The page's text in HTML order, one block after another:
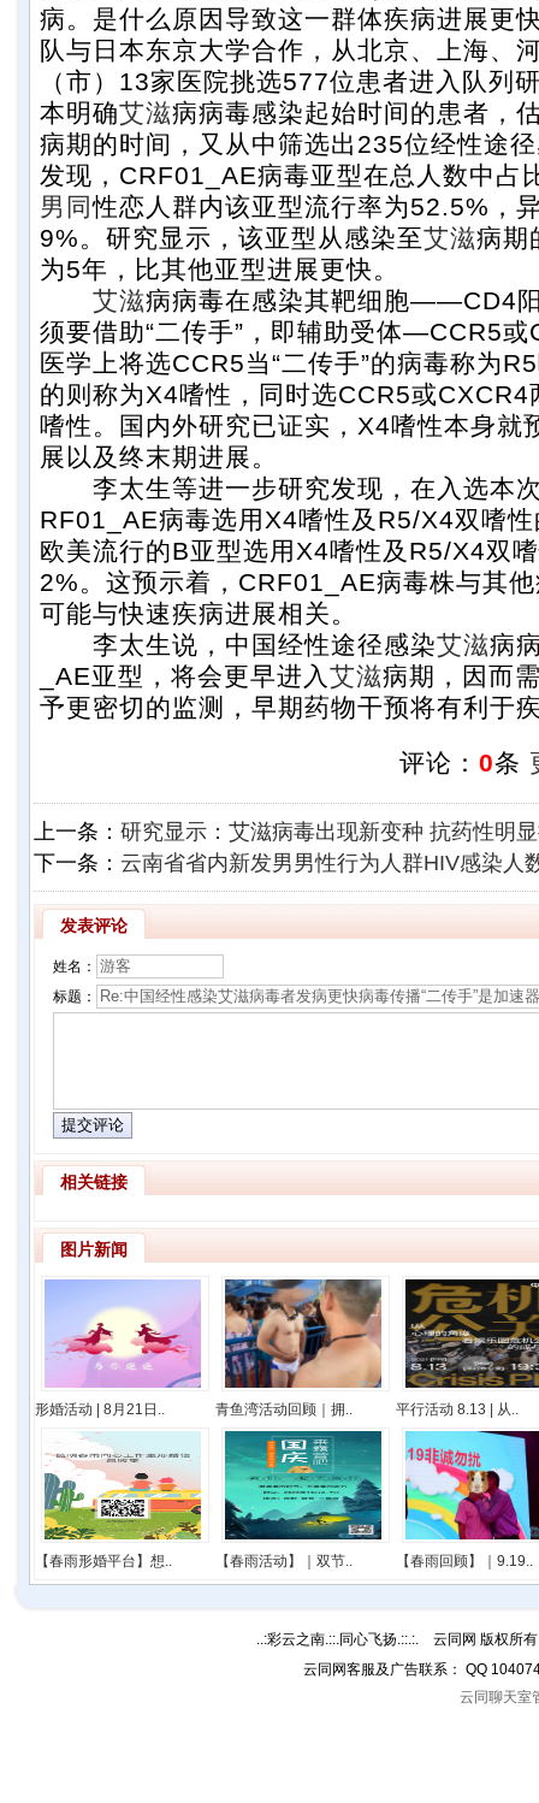
病。是什么原因导致这一群体疾病进展更
队与日本东京大学合作，从北京、上海、
（市）13家医院挑选577位患者进入队列
本明确艾滋病病毒感染起始时间的患者，
病期的时间，又从中筛选出235位经性途
发现，CRF01_AE病毒亚型在总人数中占
男同性恋人群内该亚型流行率为52.5%，
9%。研究显示，该亚型从感染至艾滋病期
为5年，比其他亚型进展更快。
艾滋病病毒在感染其靶细胞——CD4
须要借助“二传手”，即辅助受体—CCR5
医学上将选CCR5当“二传手”的病毒称为
的则称为X4嗜性，同时选CCR5或CXCR4
嗜性。国内外研究已证实，X4嗜性本身就
展以及终末期进展。
李太生等进一步研究发现，在入选本
RF01_AE病毒选用X4嗜性及R5/X4双嗜
欧美流行的B亚型选用X4嗜性及R5/X4双
2%。这预示着，CRF01_AE病毒株与其
可能与快速疾病进展相关。
李太生说，中国经性途径感染艾滋病
_AE亚型，将会更早进入 艾滋病期，因而
予更密切的监测，早期药物干预将有利于
评论： 0条
上一条： 研究显示：艾滋病毒出现新变种 抗药性明
下一条： 云南省省内新发男男性行为人群HIV感染人
发表评论
姓名：
标题：
相关链接
图片新闻
形婚活动 | 8月21日.. 青鱼湾活动回顾｜拥.. 平行活动 8.13 | 从..
【春雨形婚平台】想.. 【春雨活动】｜双节.. 【春雨回顾】｜9.19..
..:彩云之南.::.同心飞扬.::.:. 云同网 版权所
云同网客服及广告联系： QQ
云同聊天室